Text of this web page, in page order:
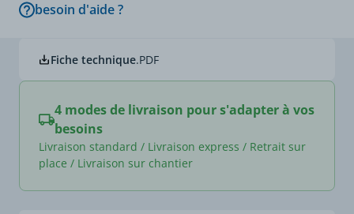
besoin d'aide ?
Fiche technique.PDF
4 modes de livraison pour s'adapter à vos
besoins
Livraison standard / Livraison express / Retrait sur
place / Livraison sur chantier